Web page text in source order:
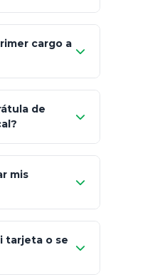
tienes cuenta?
cargo a
de
mis
tarjeta o se